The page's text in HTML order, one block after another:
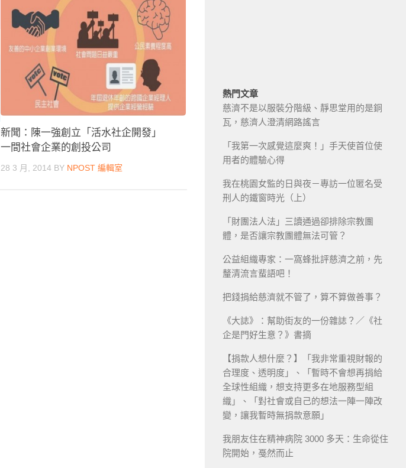
新聞：陳一強創立「活水社企開發」
一間社會企業的創投公司
28 3 月, 2014BY NPOST 編輯室
熱門文章
慈濟不是以服裝分階級、靜思堂用的是銅
瓦，慈濟人澄清網路謠言
「我第一次感覺這麼爽！」手天使首位使
用者的體驗心得
我在桃園女監的日與夜－專訪一位匿名受
刑人的鐵窗時光（上）
「財團法人法」三讀通過卻排除宗教團
體，是否讓宗教團體無法可管？
公益組織專家：一窩蜂批評慈濟之前，先
釐清流言蜚語吧！
把錢捐給慈濟就不管了，算不算做善事？
《大誌》：幫助街友的一份雜誌？／《社
企是門好生意？》書摘
【捐款人想什麼？】「我非常重視財報的
合理度、透明度」、「暫時不會想再捐給
全球性組織，想支持更多在地服務型組
織」、「對社會或自己的想法一陣一陣改
變，讓我暫時無捐款意願」
我朋友住在精神病院 3000 多天：生命從住
院開始，戞然而止